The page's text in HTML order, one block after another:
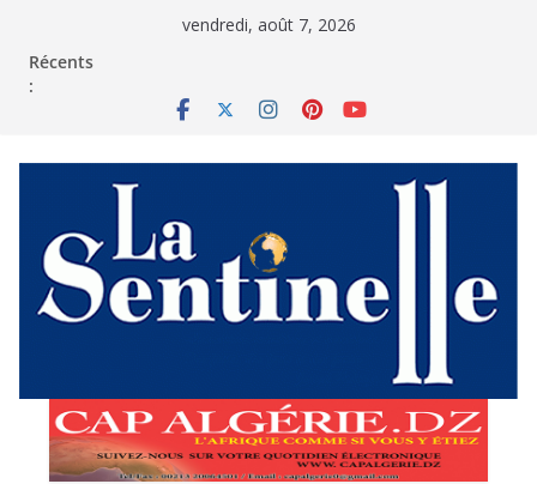
vendredi, août 7, 2026
Récents
: